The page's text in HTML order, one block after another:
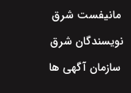
مانیفست شرق
نویسندگان شرق
سازمان آگهی ها